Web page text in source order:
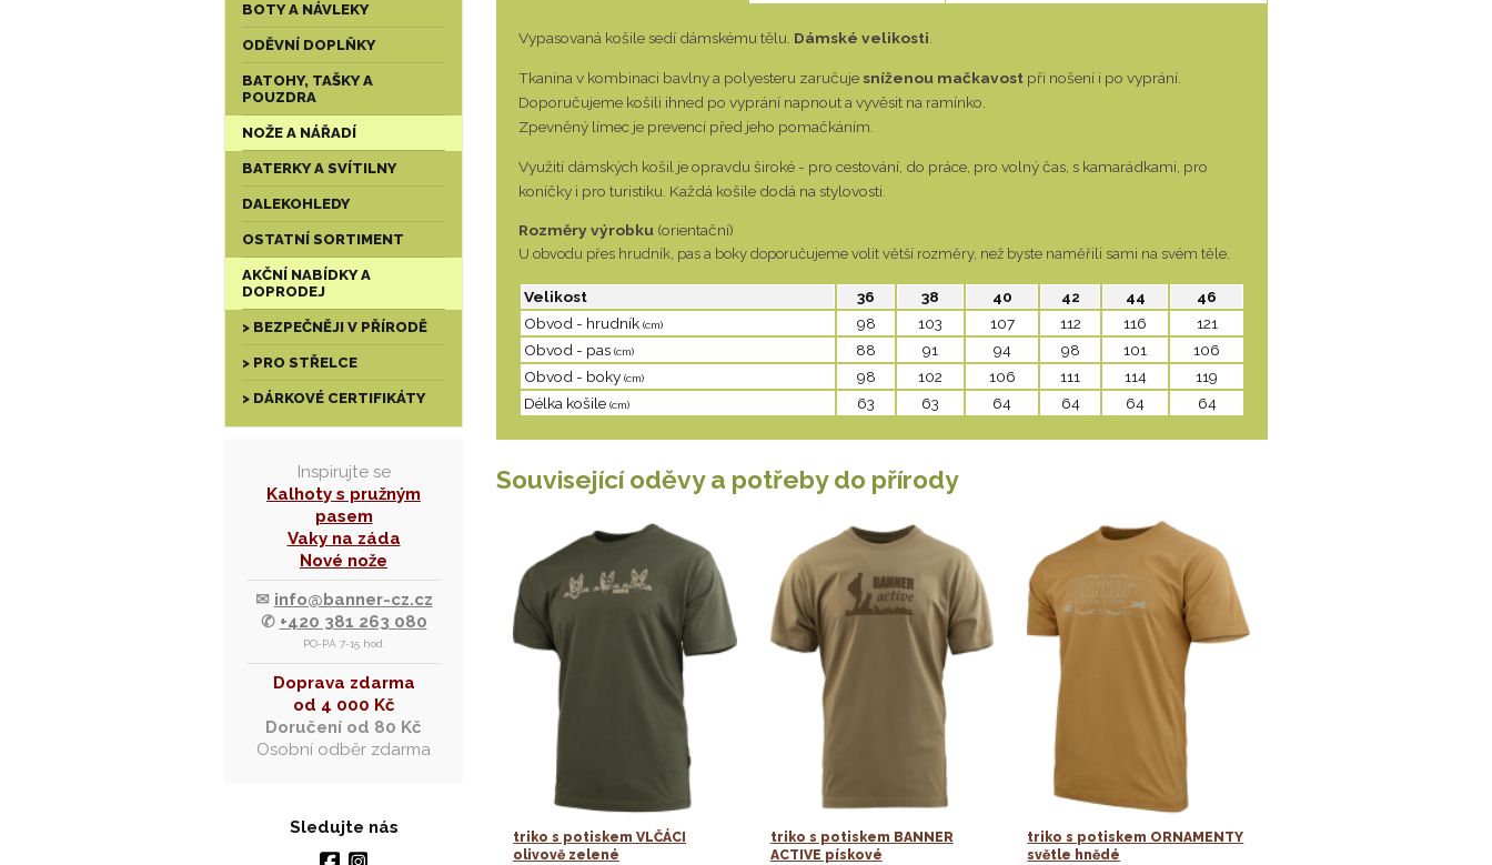
BOTY A NÁVLEKY
ODĚVNÍ DOPLŇKY
BATOHY, TAŠKY A
POUZDRA
NOŽE A NÁŘADÍ
BATERKY A SVÍTILNY
DALEKOHLEDY
OSTATNÍ SORTIMENT
AKČNÍ NABÍDKY A
DOPRODEJ
> BEZPEČNĚJI V PŘÍRODĚ
> PRO STŘELCE
> DÁRKOVÉ CERTIFIKÁTY
Inspirujte se
Kalhoty s pružným
pasem
Vaky na záda
Nové nože
✉ info@banner-cz.cz
✆ +420 381 263 080
PO-PÁ 7-15 hod.
Doprava zdarma
od 4 000 Kč
Doručení od 80 Kč
Osobní odběr zdarma
Sledujte nás
Vypasovaná košile sedí dámskému tělu. Dámské velikosti
Tkanina v kombinaci bavlny a polyesteru zaručujesníženou mačkavost při nošení i po vyprání.
Doporučujeme košili ihned po vyprání napnout a vyvěsit na ramínko.
Zpevněný límec je prevencí před jeho pomačkáním.
Využití dámských košil je opravdu široké - pro cestování, do práce, pro volný čas, s kamarádkami, pro
koníčky i pro turistiku. Každá košile dodá na stylovosti.
Rozměry výrobku (orientační)
U obvodu přes hrudník, pas a boky doporučujeme volit větší rozměry, než byste naměřili sami na svém těle.
Velikost 36 38 40 42 44
46
Obvod - hrudník (cm) 98 103 107 112 116
121
Obvod - pas (cm) 88 91 94 98 101
106
Obvod - boky (cm) 98 102 106 111 114
119
Délka košile (cm) 63 63 64 64 64 64
Související oděvy a potřeby do přírody
triko s potiskem VLČÁCI
olivově zelené
triko s potiskem BANNER
ACTIVE pískové
triko s potiskem ORNAMENTY
světle hnědé